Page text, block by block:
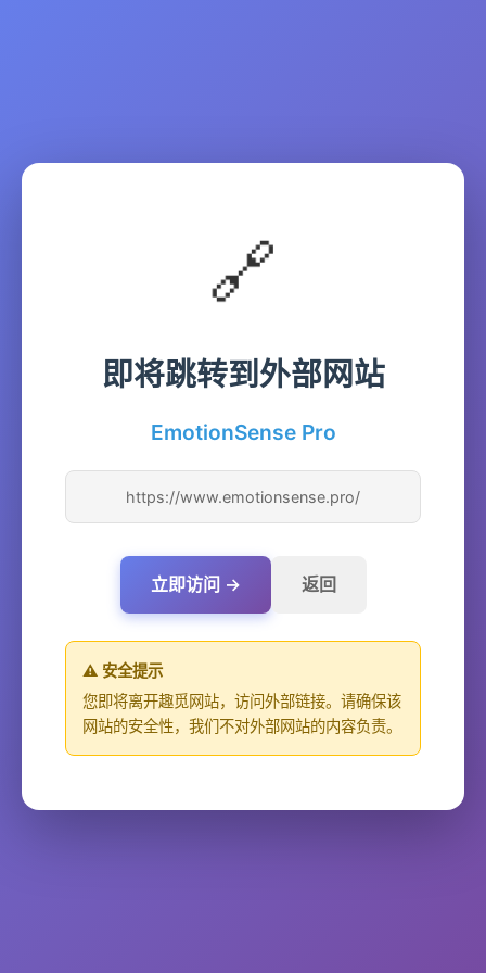
🔗
即将跳转到外部网站
EmotionSense Pro
https://www.emotionsense.pro/
立即访问 → 返回
⚠️ 安全提示
您即将离开趣觅网站，访问外部链接。请确保该
网站的安全性，我们不对外部网站的内容负责。